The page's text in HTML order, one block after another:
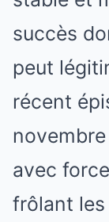
succès
peut
récent
avec
frôlant